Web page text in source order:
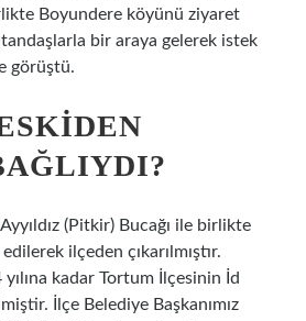
Boyundere köyünü ziyaret
bir araya gelerek istek
görüştü.
(Pitkir) Bucağı ile birlikte
ilçeden çıkarılmıştır.
kadar Tortum İlçesinin İd
İlçe Belediye Başkanımız